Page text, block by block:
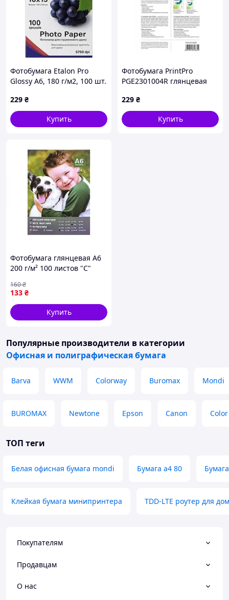
Фотобумага Etalon Pro
Glossy A6, 180 г/м2, 100 шт.
229 ₴
Купить
Фотобумага PrintPro
PGE2301004R глянцевая
229 ₴
Купить
Фотобумага глянцевая А6
200 г/м² 100 листов "С"
133 ₴
160₴
Купить
Популярные производители в категории
Офисная и полиграфическая бумага
Barva WWM Colorway Buromax Mondi
BUROMAX Newtone Epson Canon
ТОП теги
Белая офисная бумага mondi Бумага а4 80
Клейкая бумага минипринтера TDD-LTE роутер для
Покупателям
Продавцам
О нас